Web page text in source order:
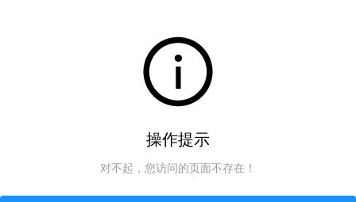
操作提示
对不起，您访问的页面不存在！